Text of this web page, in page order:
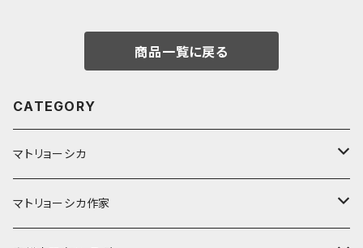
商品一覧に戻る
CATEGORY
マトリョーシカ
ノン入れ子マトリョーシカ
マトリョーシカ作家